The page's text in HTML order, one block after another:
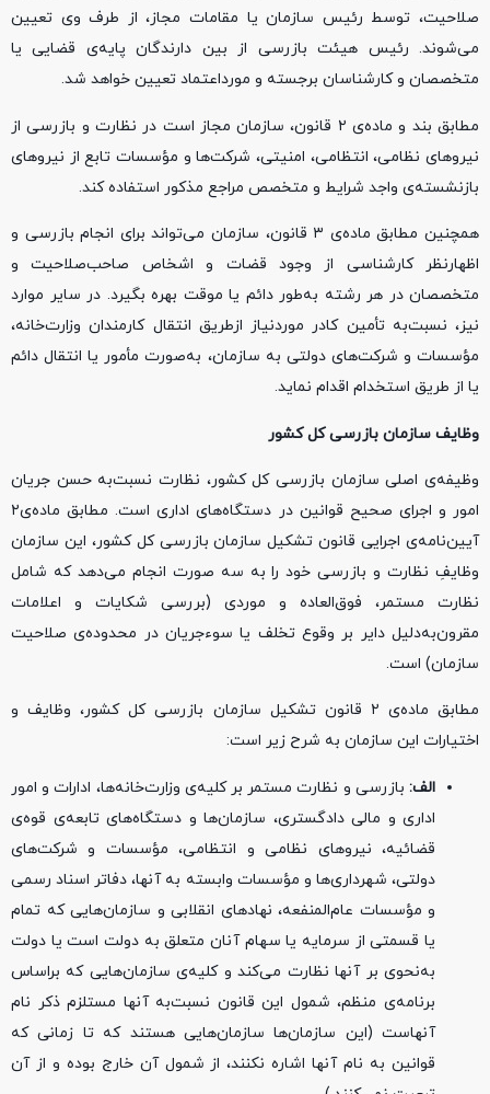
صلاحیت، توسط رئیس سازمان یا مقامات مجاز، از طرف وی تعیین
می‌شوند. رئیس هیئت بازرسی از بین دارندگان پایه‌ی قضایی یا
متخصصان و کارشناسان برجسته و مورداعتماد تعیین خواهد شد.
مطابق بند و ماده‌ی ۲ قانون، سازمان مجاز است در نظارت و بازرسی از
نیروهای نظامی، انتظامی، امنیتی، شرکت‌ها و مؤسسات تابع از نیروهای
بازنشسته‌ی واجد شرایط و متخصص مراجع مذکور استفاده کند.
همچنین مطابق ماده‌ی ۳ قانون، سازمان می‌تواند برای انجام بازرسی و
اظهارنظر کارشناسی از وجود قضات و اشخاص صاحب‌صلاحیت و
متخصصان در هر رشته به‌طور دائم یا موقت بهره بگیرد. در سایر موارد
نیز، نسبت‌به تأمین کادر موردنیاز ازطریق انتقال کارمندان وزارت‌خانه،
مؤسسات و شرکت‌های دولتی به سازمان، به‌صورت مأمور یا انتقال دائم
یا از طریق استخدام اقدام نماید.
وظایف سازمان بازرسی کل کشور
وظیفه‌ی اصلی سازمان بازرسی کل کشور، نظارت نسبت‌به حسن جریان
امور و اجرای صحیح قوانین در دستگاه‏‌های اداری است. مطابق ماده‌ی۲
آیین‌نامه‌ی اجرایی قانون تشکیل سازمان بازرسی کل کشور، این سازمان
وظایفِ نظارت و بازرسی خود را به سه صورت انجام می‌دهد که شامل
نظارت مستمر، فوق‌العاده و موردی (بررسی شکایات و اعلامات
مقرون‌به‌دلیل دایر بر وقوع تخلف یا سوء‌جریان در محدوده‌ی صلاحیت
سازمان) است.
مطابق ماده‌ی ۲ قانون تشکیل سازمان بازرسی کل کشور، وظایف و
اختیارات این سازمان به شرح زیر است:
الف: بازرسی و نظارت مستمر بر کلیه‌ی وزارت‌خانه‌ها، ادارات و امور
اداری و مالی دادگستری، سازمان‌ها و دستگاه‌های تابعه‌ی قوه‌ی
قضائیه، نیروهای نظامی و انتظامی، مؤسسات و شرکت‌های
دولتی، شهرداری‌ها و مؤسسات وابسته به آنها، دفاتر اسناد رسمی
و مؤسسات عام‌المنفعه، نهادهای انقلابی و سازمان‌هایی که تمام
یا قسمتی از سرمایه یا سهام آنان متعلق به دولت است یا دولت
به‌نحوی بر آنها نظارت می‌کند و کلیه‌ی سازمان‌هایی که براساس
برنامه‌ی منظم، شمول این قانون نسبت‌به آنها مستلزم ذکر نام
آنهاست (این سازمان‌ها سازمان‌هایی هستند که تا زمانی که
قوانین به نام آنها اشاره نکنند، از شمول آن خارج بوده و از آن